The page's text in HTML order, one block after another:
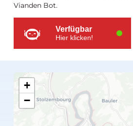
Vianden Bot.
Verfügbar
Hier klicken!
+
−